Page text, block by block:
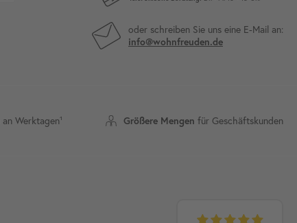
an Werktagen¹ Größere Mengen für Geschäftskunden
oder schreiben Sie uns eine E-Mail an:
info@wohnfreuden.de